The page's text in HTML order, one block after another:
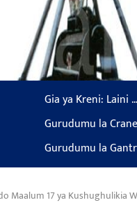
Gia ya Kreni: Laini …
Gurudumu la
Gurudumu la
Maalum 17 ya Kushughulikia